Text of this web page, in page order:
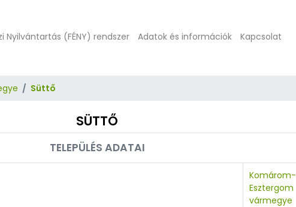
Nyilvántartás (FÉNY) rendszer Adatok és információk Kapcsolat
Süttő
SÜTTŐ
TELEPÜLÉS ADATAI
Komárom-
Esztergom
vármegye